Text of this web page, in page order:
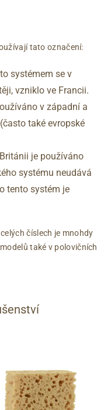
283
292
296
300
304
313
tato označení:
systémem se v
vzniklo ve Francii.
v západní a
také evropské
je používáno
systému neudává
tento systém je
číslech je mnohdy
také v polovičních